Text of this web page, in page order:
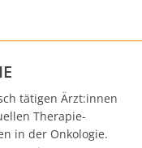
tätigen Ärzt:innen
Therapie-
in der Onkologie.